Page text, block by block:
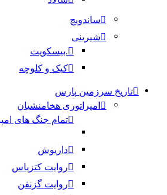
ساندویچ
شیرینی
.بیسکویت
کیک و کلوچه
تاریخ سرزمین پارس
امپراتوری هخامنشیان
تمام جنگ های
داریوش
روایت کتزیاس
روایت گزنفن